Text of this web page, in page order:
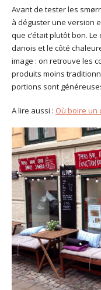
Avant de tester les
à déguster une version
que c’était plutôt bon.
danois et le côté
image : on retrouve les
produits moins
portions sont
A lire aussi : Où boire un